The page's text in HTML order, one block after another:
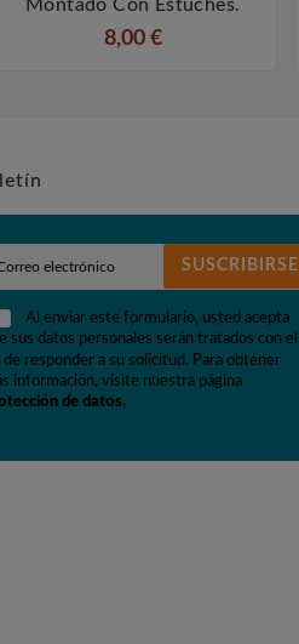
Montado Con Estuches.
8,00 €
SUSCRIBIRSE
Al enviar este formulario, usted acepta
sus datos personales serán tratados con el
responder a su solicitud. Para obtener
información, visite nuestra página
de datos.